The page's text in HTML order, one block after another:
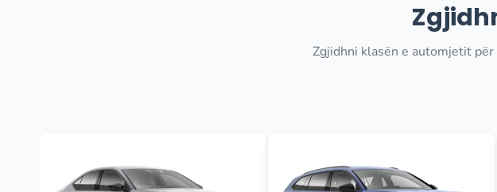
Zgjidhni klasën e automjetit